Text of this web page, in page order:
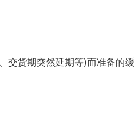
交货期突然延期等)而准备的缓